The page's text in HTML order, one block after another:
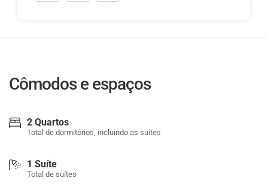
Cômodos e espaços
2 Quartos
Total de dormitórios, incluindo as suítes
1 Suíte
Total de suítes